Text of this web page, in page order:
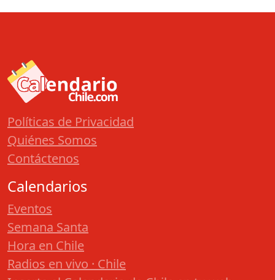
Políticas de Privacidad
Quiénes Somos
Contáctenos
Calendarios
Eventos
Semana Santa
Hora en Chile
Radios en vivo · Chile